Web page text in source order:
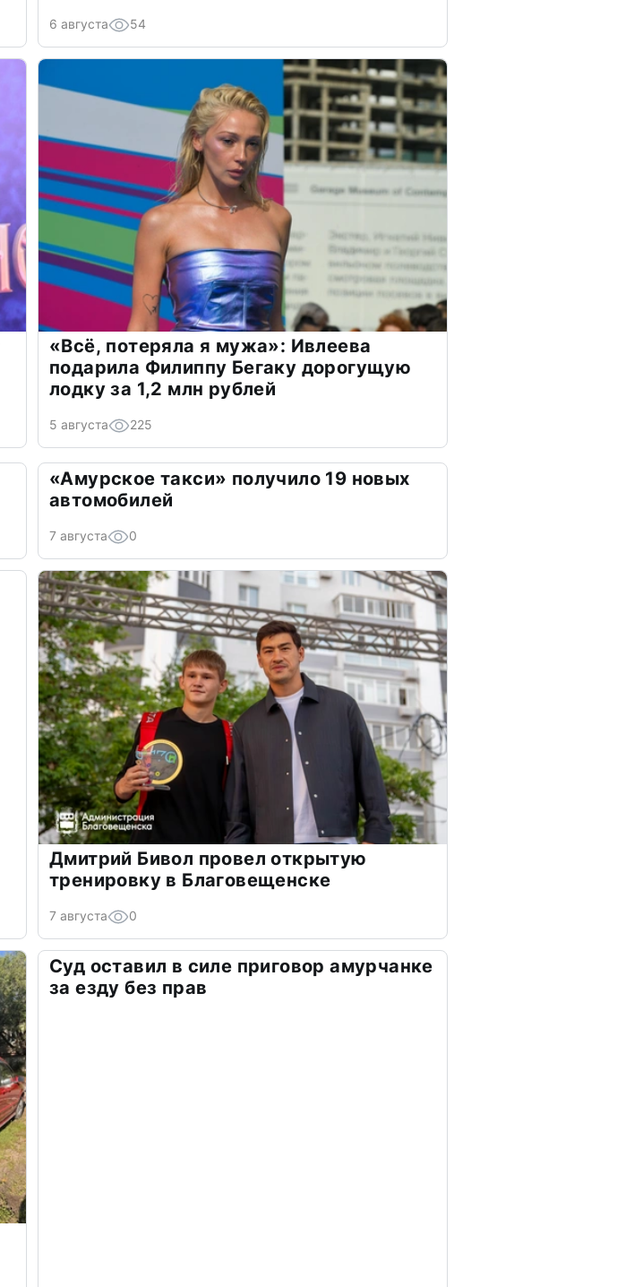
6 августа 54
«Всё, потеряла я мужа»: Ивлеева
подарила Филиппу Бегаку дорогущую
лодку за 1,2 млн рублей
5 августа 225
«Амурское такси» получило 19 новых
автомобилей
7 августа 0
Дмитрий Бивол провел открытую
тренировку в Благовещенске
7 августа 0
Суд оставил в силе приговор амурчанке
за езду без прав